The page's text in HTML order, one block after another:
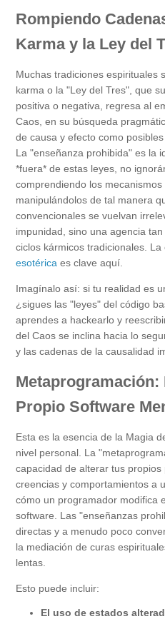
Rompiendo
Karma y la Ley del
Muchas tradiciones espirituales
karma o la "Ley del Tres", que
positiva o negativa, regresa al
Caos, en su búsqueda
de causa y efecto como
La "enseñanza prohibida" es la
*fuera* de estas leyes, no
comprendiendo los
manipulándolos de tal manera
convencionales se vuelvan
impunidad, sino una agencia
ciclos kármicos tradicionales.
esotérica es clave aquí.
Imagínalo así: si tu realidad es
¿sigues las "leyes" del código
aprendes a hackearlo y
del Caos se inclina hacia lo
y las cadenas de la causalidad
Metaprogramación:
Propio Software
Esta es la esencia de la Magia
nivel personal. La
capacidad de alterar tus propios
creencias y comportamientos a
cómo un programador modifica
software. Las "enseñanzas
directas y a menudo poco
la mediación de curas
lentas.
Esto puede incluir:
El uso de estados